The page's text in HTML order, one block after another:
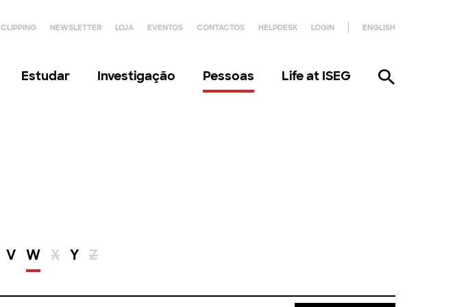
CLIPPING NEWSLETTER LOJA EVENTOS CONTACTOS HELPDESK LOGIN ENGLISH
Estudar Investigação Pessoas Life at ISEG
V W X Y Z